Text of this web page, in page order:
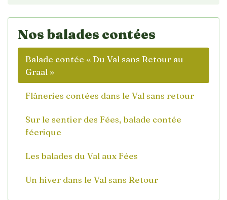
Nos balades contées
Balade contée « Du Val sans Retour au
Graal »
Flâneries contées dans le Val sans retour
Sur le sentier des Fées, balade contée
féerique
Les balades du Val aux Fées
Un hiver dans le Val sans Retour